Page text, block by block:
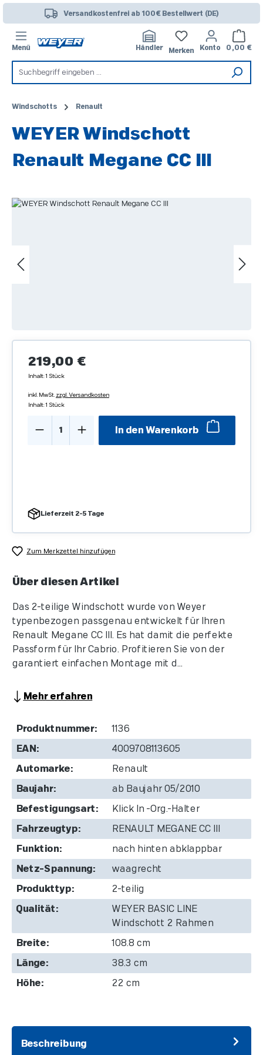
Zum Hauptinhalt springenVersandkostenfrei ab 100€ Bestellwert (DE)
Menü Händler Merken Konto 0,00 €
Windschotts Renault
WEYER Windschott
Renault Megane CC III
Bildergalerie überspringen
Regulärer Preis:
219,00 €
Inhalt:1 Stück
inkl. MwSt. zzgl. Versandkosten
Inhalt:1 Stück
Produkt Anzahl: Gib den gewünschten
In den Warenkorb
Lieferzeit 2-5 Tage
Zum Merkzettel hinzufügen
Über diesen Artikel
Das 2-teilige Windschott wurde von Weyer
typenbezogen passgenau entwickelt für Ihren
Renault Megane CC III. Es hat damit die perfekte
Passform für Ihr Cabrio. Profitieren Sie von der
garantiert einfachen Montage mit d...
Mehr erfahren
Produktnummer: 1136
EAN: 4009708113605
Automarke: Renault
Baujahr: ab Baujahr 05/2010
Befestigungsart: Klick In -Org.-Halter
Fahrzeugtyp: RENAULT MEGANE CC III
Funktion: nach hinten abklappbar
Netz-Spannung: waagrecht
Produkttyp: 2-teilig
Qualität:
WEYER BASIC LINE
Windschott 2 Rahmen
Breite: 108.8 cm
Länge: 38.3 cm
Höhe: 22 cm
Beschreibung